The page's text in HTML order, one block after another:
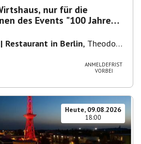
nur für die
des Events "100 Jahre
Restaurant in Berlin, Theodor-
ANMELDEFRIST
VORBEI
Heute, 09.08.2026
18:00